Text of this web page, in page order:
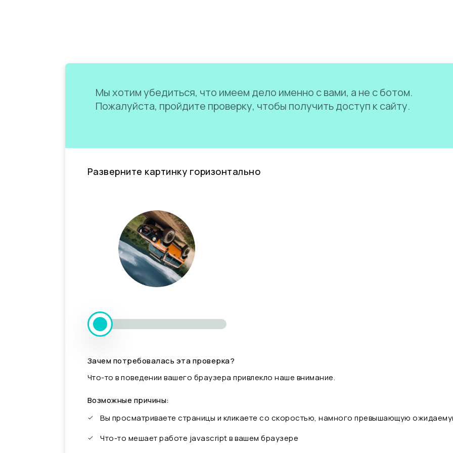
Мы хотим убедиться, что имеем дело именно с вами, а не с ботом.
Пожалуйста, пройдите проверку, чтобы получить доступ к сайту.
Разверните картинку горизонтально
Зачем потребовалась эта проверка?
Что-то в поведении вашего браузера привлекло наше внимание.
Возможные причины:
Вы просматриваете страницы и кликаете со скоростью, намного превышающую
Что-то мешает работе javascript в вашем браузере